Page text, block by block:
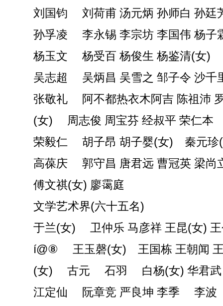
刘国钧 刘荷甫 汤元炳 孙师白 孙廷
孙孚凌 李永锡 李宗坊 李国伟 杨子
杨玉文 杨受百 杨俊生 杨鉴清(女)
吴志超 吴炳昌 吴雪之 邹子令 沙千
张敬礼 阿不都热衣木阿吉 陈祖沛
(女) 周志俊 周宝芬 经叔平 荣仁本
荣毅仁 胡子昂 胡子婴(女) 秦元
高葆庆 郭守昌 唐君远 曹冠英 梁尚
傅文祺(女) 廖霭庭
文学艺术界(六十五名)
于兰(女) 卫仲乐 马彦祥 王昆(女) 王
í@⑧ 王玉磬(女) 王国栋 王朝闻
(女) 古元 石羽 白杨(女) 华君武
江定仙 阮章竞 严良坤 李季 李波